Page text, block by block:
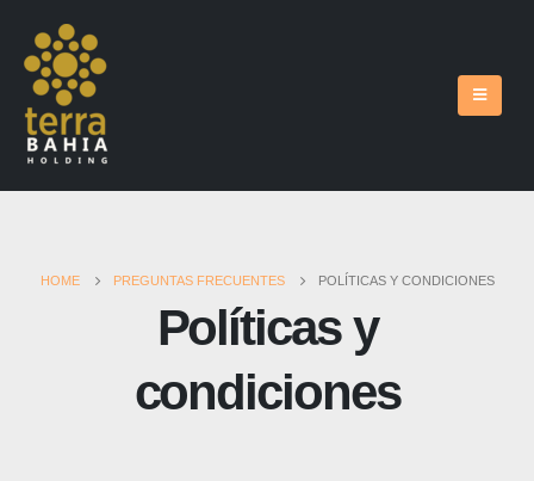
HOME PREGUNTAS FRECUENTES POLÍTICAS Y CONDICIONES
Políticas y
condiciones